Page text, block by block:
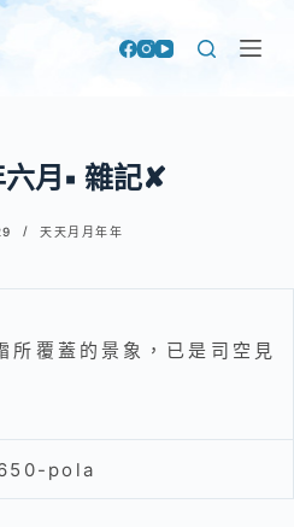
月▪ 雜記✘
天天月月年年
所覆蓋的景象，已是司空見